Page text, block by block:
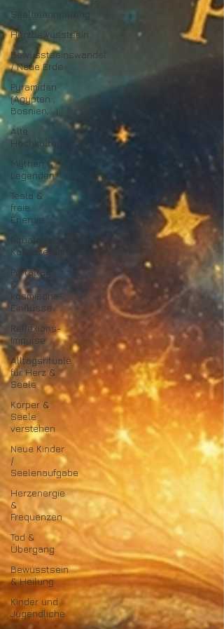
Seelenerinnerung
Herzbewusstsein
Bewusstseinswandel
/ Neue Erde
Pyramiden
(Ägypten ,
Bosnien,...)
Alte
Hochkulturen
Mythen &
Legenden
Tesla &
freie
Energie
Rituale (z.B.
Kakaozeremonie)
Portaltage
&
kosmische
Einflüsse
Reflexions-
Impulse
Alltagsrituale
für Herz &
Seele
Körper &
Seele
verstehen
Neue Kinder
/
Seelenaufgabe
Herzenergie
&
Frequenzen
Tod &
Übergang
Bewusstsein
& Heilung
Kinder und
Jugendliche